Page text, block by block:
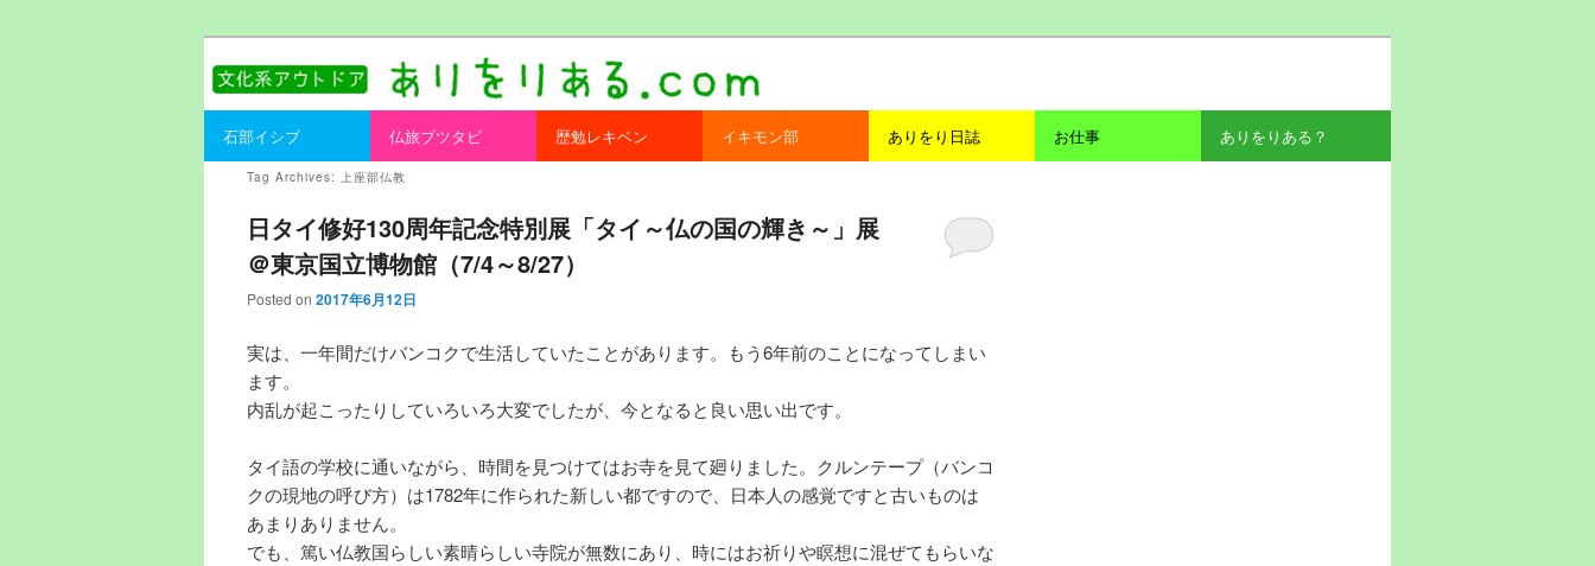
ありをりある.com
書を持ってそとへ出よう。
Main menu
Skip to primary content
Skip to secondary content
石部イシブ 仏旅ブツタビ 歴勉レキベン イキモン部 ありをり日誌 お仕事 ありをりある？
Tag Archives: 上座部仏教
日タイ修好130周年記念特別展「タイ～仏の国の輝き～」展
＠東京国立博物館（7/4～8/27）
Posted on 2017年6月12日
実は、一年間だけバンコクで生活していたことがあります。もう6年前のことになってしまい
ます。
内乱が起こったりしていろいろ大変でしたが、今となると良い思い出です。
タイ語の学校に通いながら、時間を見つけてはお寺を見て廻りました。クルンテープ（バンコ
クの現地の呼び方）は1782年に作られた新しい都ですので、日本人の感覚ですと古いものは
あまりありません。
でも、篤い仏教国らしい素晴らしい寺院が無数にあり、時にはお祈りや瞑想に混ぜてもらいな